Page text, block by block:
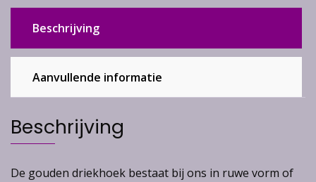
Beschrijving
Aanvullende informatie
Beschrijving
De gouden driekhoek bestaat bij ons in ruwe vorm of